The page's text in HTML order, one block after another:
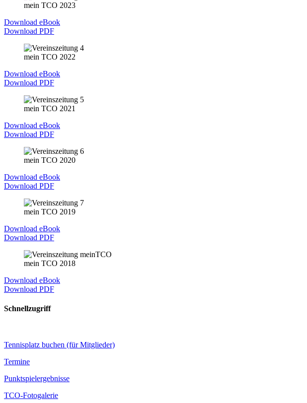
mein TCO 2023
Download eBook
Download PDF
mein TCO 2022
Download eBook
Download PDF
mein TCO 2021
Download eBook
Download PDF
mein TCO 2020
Download eBook
Download PDF
mein TCO 2019
Download eBook
Download PDF
mein TCO 2018
Download eBook
Download PDF
Schnellzugriff
Tennisplatz buchen (für Mitglieder)
Termine
Punktspielergebnisse
TCO-Fotogalerie